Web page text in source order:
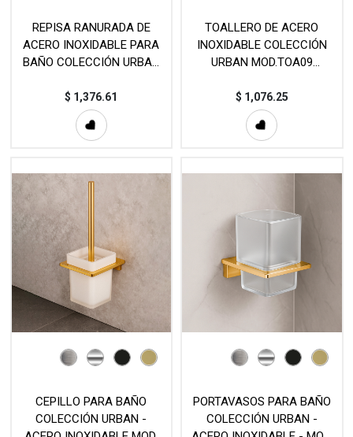
REPISA RANURADA DE
ACERO INOXIDABLE PARA
BAÑO COLECCIÓN URBAN
$ 1,376.61
TOALLERO DE ACERO
INOXIDABLE COLECCIÓN
URBAN MOD.TOA09
$ 1,076.25
CEPILLO PARA BAÑO
COLECCIÓN URBAN -
PORTAVASOS PARA BAÑO
COLECCIÓN URBAN -